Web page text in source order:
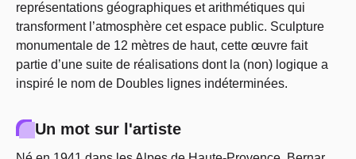
représentations géographiques et arithmétiques qui
transforment l’atmosphère cet espace public. Sculpture
monumentale de 12 mètres de haut, cette œuvre fait
partie d’une suite de réalisations dont la (non) logique a
inspiré le nom de Doubles lignes indéterminées.
Un mot sur l'artiste